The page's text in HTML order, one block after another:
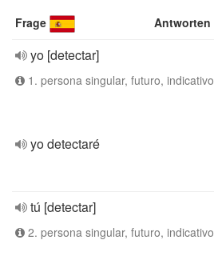
Frage Antworten
yo [detectar]
1. persona singular, futuro, indicativo
yo detectaré
tú [detectar]
2. persona singular, futuro, indicativo